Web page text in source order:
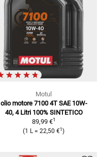
Motul
olio motore 7100 4T SAE 10W-
40, 4 Litri 100% SINTETICO
89,99 €1
(1 L = 22,50 €1 )